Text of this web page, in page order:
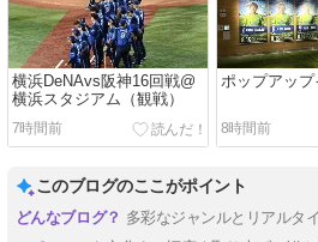
横浜DeNAvs阪神16回戦@
横浜スタジアム（観戦）
7時間前
ポップアップ
8時間前
このブログのここがポイント
多彩なジャンルとリアルタ